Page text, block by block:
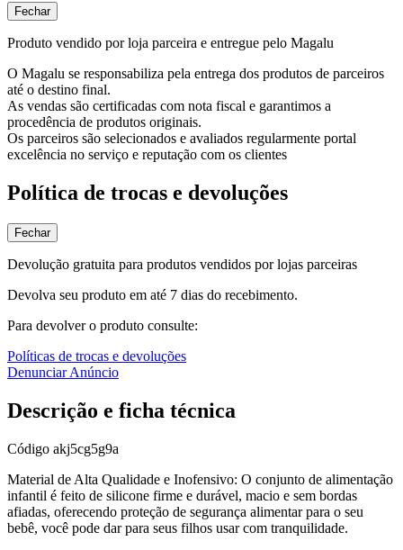
Fechar
Produto vendido por loja parceira e entregue pelo Magalu
O Magalu se responsabiliza pela entrega dos produtos de parceiros
até o destino final.
As vendas são certificadas com nota fiscal e garantimos a
procedência de produtos originais.
Os parceiros são selecionados e avaliados regularmente portal
excelência no serviço e reputação com os clientes
Política de trocas e devoluções
Fechar
Devolução gratuita para produtos vendidos por lojas parceiras
Devolva seu produto em até 7 dias do recebimento.
Para devolver o produto consulte:
Políticas de trocas e devoluções
Denunciar Anúncio
Descrição e ficha técnica
Código akj5cg5g9a
Material de Alta Qualidade e Inofensivo: O conjunto de alimentação
infantil é feito de silicone firme e durável, macio e sem bordas
afiadas, oferecendo proteção de segurança alimentar para o seu
bebê, você pode dar para seus filhos usar com tranquilidade.